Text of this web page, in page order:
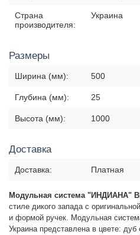
Страна
производителя:
Украина
Размеры
Ширина (мм): 500
Глубина (мм): 25
Высота (мм): 1000
Доставка
Доставка: Платная
Модульная система "ИНДИАНА"
стиле дикого запада с
и формой ручек. Модульная
Украина представлена в цвете: дуб